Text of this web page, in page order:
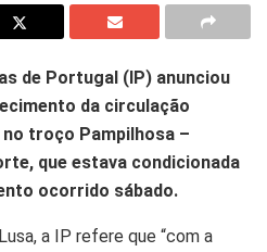
de Portugal (IP) anunciou
da circulação
troço Pampilhosa –
que estava condicionada
ocorrido sábado.
a IP refere que “com a